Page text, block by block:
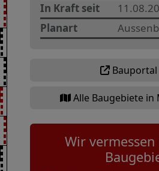
In Kraft seit
Planart
Bauportal
Alle Baugebiete in
Wir